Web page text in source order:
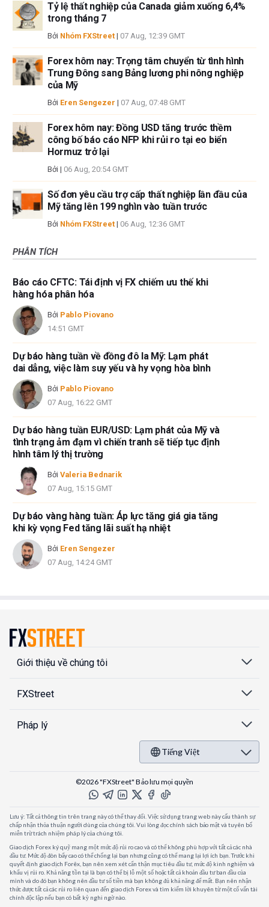
Tỷ lệ thất nghiệp của Canada giảm xuống 6,4%
trong tháng 7
Bởi Nhóm FXStreet | 07 Aug, 12:39 GMT
Forex hôm nay: Trọng tâm chuyển từ tình hình
Trung Đông sang Bảng lương phi nông nghiệp
của Mỹ
Bởi Eren Sengezer | 07 Aug, 07:48 GMT
Forex hôm nay: Đồng USD tăng trước thềm
công bố báo cáo NFP khi rủi ro tại eo biển
Hormuz trở lại
Bởi | 06 Aug, 20:54 GMT
Số đơn yêu cầu trợ cấp thất nghiệp lần đầu của
Mỹ tăng lên 199 nghìn vào tuần trước
Bởi Nhóm FXStreet | 06 Aug, 12:36 GMT
PHÂN TÍCH
Báo cáo CFTC: Tái định vị FX chiếm ưu thế khi
hàng hóa phân hóa
Bởi Pablo Piovano
14:51 GMT
Dự báo hàng tuần về đồng đô la Mỹ: Lạm phát
dai dẳng, việc làm suy yếu và hy vọng hòa bình
Bởi Pablo Piovano
07 Aug, 16:22 GMT
Dự báo hàng tuần EUR/USD: Lạm phát của Mỹ và
tình trạng ảm đạm vì chiến tranh sẽ tiếp tục định
hình tâm lý thị trường
Bởi Valeria Bednarik
07 Aug, 15:15 GMT
Dự báo vàng hàng tuần: Áp lực tăng giá gia tăng
khi kỳ vọng Fed tăng lãi suất hạ nhiệt
Bởi Eren Sengezer
07 Aug, 14:24 GMT
Giới thiệu về chúng tôi
FXStreet
Pháp lý
Tiếng Việt
©2026 "FXStreet" Bảo lưu mọi quyền
Lưu ý: Tất cả thông tin trên trang này có thể thay đổi. Việc sử dụng trang web này cấu thành sự
chấp nhận thỏa thuận người dùng của chúng tôi. Vui lòng đọc chính sách bảo mật và tuyên bố
miễn trừ trách nhiệm pháp lý của chúng tôi.
Giao dịch Forex ký quỹ mang một mức độ rủi ro cao và có thể không phù hợp với tất cả các nhà
đầu tư. Mức độ đòn bẩy cao có thể chống lại bạn nhưng cũng có thể mang lại lợi ích bạn. Trước khi
quyết định giao dịch Forêx, bạn nên xem xét cẩn thận mục tiêu đầu tư, mức độ kinh nghiệm và
khẩu vị rủi ro. Khả năng tồn tại là bạn có thể bị lỗ một số hoặc tất cả khoản đầu tư ban đầu của
mình và do đó bạn không nên đầu tư số tiền mà bạn không đủ khả năng để mất. Bạn nên nhận
thức được tất cả các rủi ro liên quan đến giao dịch Forex và tìm kiếm lời khuyên từ một cố vấn tài
chính độc lập nếu bạn có bất kỳ nghi ngờ nào.